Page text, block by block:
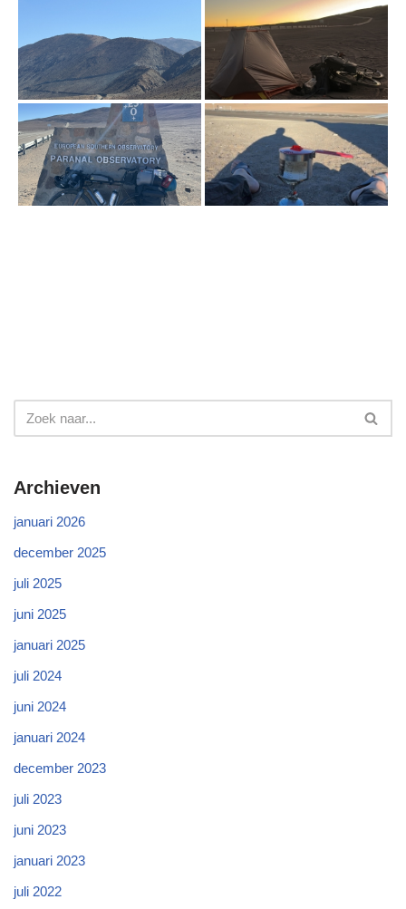
Archieven
januari 2026
december 2025
juli 2025
juni 2025
januari 2025
juli 2024
juni 2024
januari 2024
december 2023
juli 2023
juni 2023
januari 2023
juli 2022